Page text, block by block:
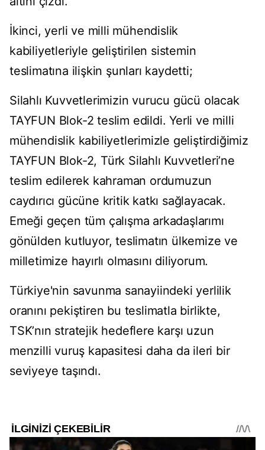
İkinci, yerli ve milli mühendislik
kabiliyetleriyle geliştirilen sistemin
teslimatına ilişkin şunları kaydetti;
Silahlı Kuvvetlerimizin vurucu gücü olacak
TAYFUN Blok-2 teslim edildi. Yerli ve milli
mühendislik kabiliyetlerimizle geliştirdiğimiz
TAYFUN Blok-2, Türk Silahlı Kuvvetleri’ne
teslim edilerek kahraman ordumuzun
caydırıcı gücüne kritik katkı sağlayacak.
Emeği geçen tüm çalışma arkadaşlarımı
gönülden kutluyor, teslimatın ülkemize ve
milletimize hayırlı olmasını diliyorum.
Türkiye'nin savunma sanayiindeki yerlilik
oranını pekiştiren bu teslimatla birlikte,
TSK’nın stratejik hedeflere karşı uzun
menzilli vuruş kapasitesi daha da ileri bir
seviyeye taşındı.